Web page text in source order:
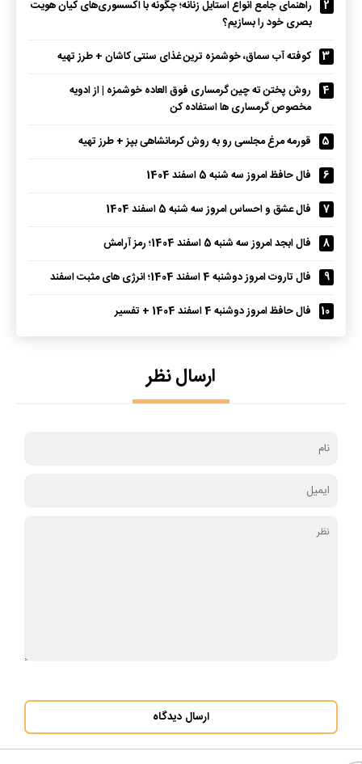
2
راهنمای جامع انواع استایل زنانه؛ چگونه با اکسسوری‌های کیان هویت
بصری خود را بسازیم؟
3
کوفته آب سماق، خوشمزه ترین غذای سنتی کاشان + طرز تهیه
4
روش پختن ته چین گرمساری فوق العاده خوشمزه | از ادویه
مخصوص گرمساری ها استفاده کن
5
قورمه مرغ مجلسی رو به روش کرمانشاهی بپز + طرز تهیه
6
فال حافظ امروز سه شنبه 5 اسفند 1404
7
فال عشق و احساس امروز سه شنبه 5 اسفند 1404
8
فال ابجد امروز سه شنبه 5 اسفند 1404؛ رمز آرامش
9
فال تاروت امروز دوشنبه 4 اسفند 1404؛ انرژی های مثبت اسفند
10
فال حافظ امروز دوشنبه 4 اسفند 1404 + تفسیر
ارسال نظر
ارسال دیدگاه